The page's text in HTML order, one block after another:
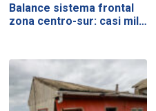
Balance sistema frontal
zona centro-sur: casi mil…